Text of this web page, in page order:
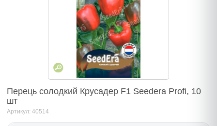
Перець солодкий Крусадер F1 Seedera Profi, 10
шт
Артикул: 40514